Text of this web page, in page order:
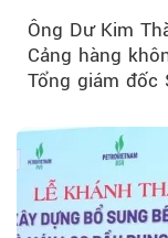
Ông Dư Kim
Cảng hàng
Tổng giám đốc